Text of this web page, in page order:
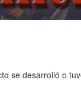
se desarrolló o